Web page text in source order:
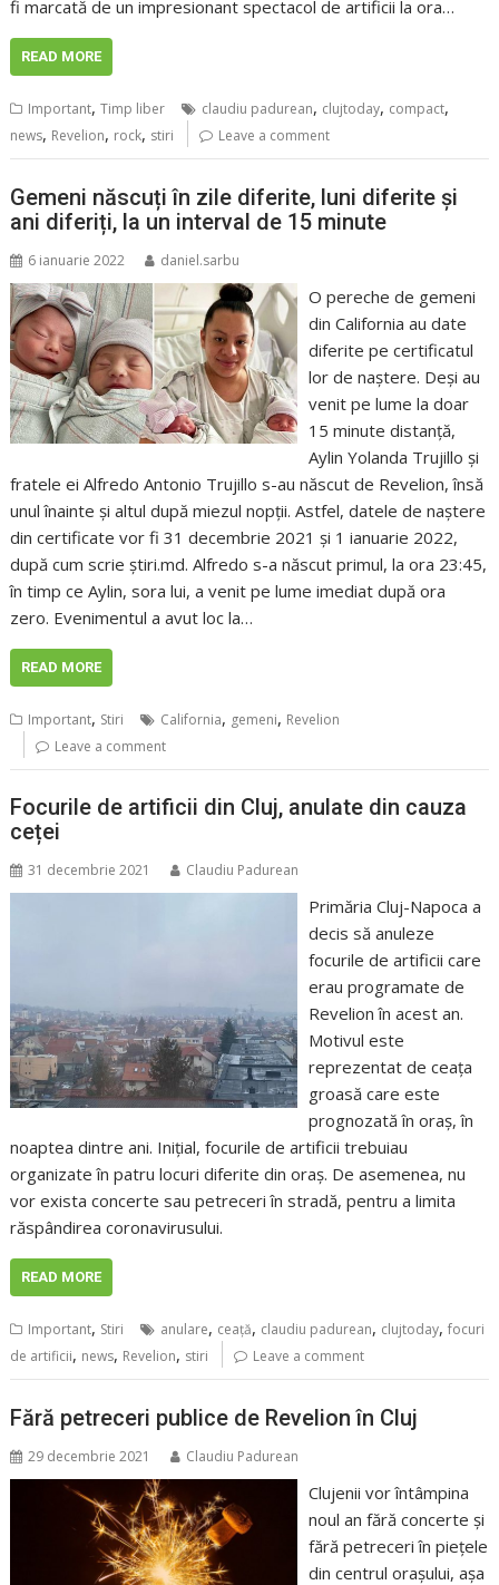
fi marcată de un impresionant spectacol de artificii la ora…
READ MORE
Important,Timp liber claudiu padurean, clujtoday, compact,
news, Revelion, rock, stiri Leave a comment
Gemeni născuți în zile diferite, luni diferite și
ani diferiți, la un interval de 15 minute
6 ianuarie 2022 daniel.sarbu
O pereche de gemeni
din California au date
diferite pe certificatul
lor de naștere. Deși au
venit pe lume la doar
15 minute distanță,
Aylin Yolanda Trujillo și
fratele ei Alfredo Antonio Trujillo s-au născut de Revelion, însă
unul înainte și altul după miezul nopții. Astfel, datele de naștere
din certificate vor fi 31 decembrie 2021 și 1 ianuarie 2022,
după cum scrie știri.md. Alfredo s-a născut primul, la ora 23:45,
în timp ce Aylin, sora lui, a venit pe lume imediat după ora
zero. Evenimentul a avut loc la…
READ MORE
Important, Stiri California, gemeni, Revelion
Leave a comment
Focurile de artificii din Cluj, anulate din cauza
ceței
31 decembrie 2021 Claudiu Padurean
Primăria Cluj-Napoca a
decis să anuleze
focurile de artificii care
erau programate de
Revelion în acest an.
Motivul este
reprezentat de ceața
groasă care este
prognozată în oraș, în
noaptea dintre ani. Inițial, focurile de artificii trebuiau
organizate în patru locuri diferite din oraș. De asemenea, nu
vor exista concerte sau petreceri în stradă, pentru a limita
răspândirea coronavirusului.
READ MORE
Important, Stiri anulare, ceaţă, claudiu padurean, clujtoday,focuri
de artificii, news, Revelion, stiri Leave a comment
Fără petreceri publice de Revelion în Cluj
29 decembrie 2021 Claudiu Padurean
Clujenii vor întâmpina
noul an fără concerte și
fără petreceri în piețele
din centrul orașului, așa